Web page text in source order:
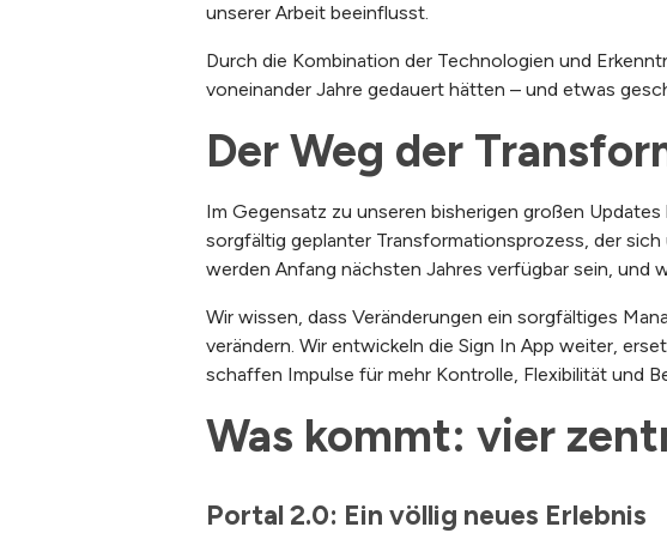
unserer Arbeit beeinflusst.
Durch die Kombination der Technologien und
voneinander Jahre gedauert hätten – und etwas
Der Weg der
Im Gegensatz zu unseren bisherigen großen
sorgfältig geplanter Transformationsprozess, der
werden Anfang nächsten Jahres verfügbar sein,
Wir wissen, dass Veränderungen ein sorgfältiges
verändern. Wir entwickeln die Sign In App weiter,
schaffen Impulse für mehr Kontrolle, Flexibilität und
Was kommt: vier
Portal 2.0: Ein völlig neues Erlebnis